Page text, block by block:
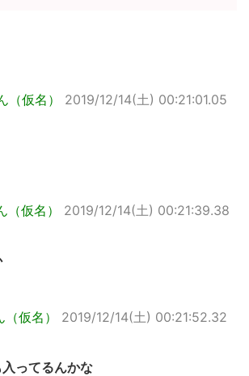
仮名）
2019/12/14(土) 00:21:01.05
仮名）
2019/12/14(土) 00:21:39.38
仮名）
2019/12/14(土) 00:21:52.32
ってるんかな